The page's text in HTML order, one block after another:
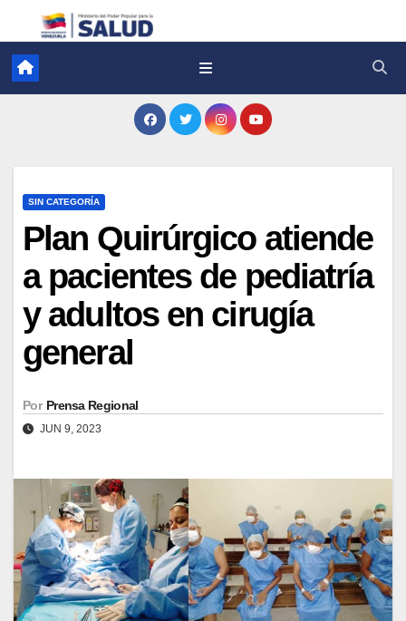
SIN CATEGORÍA
Plan Quirúrgico atiende
a pacientes de pediatría
y adultos en cirugía
general
Por Prensa Regional
JUN 9, 2023